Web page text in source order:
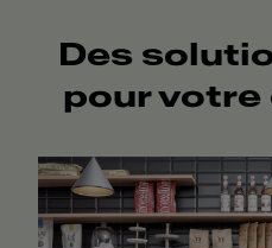
Des
pour